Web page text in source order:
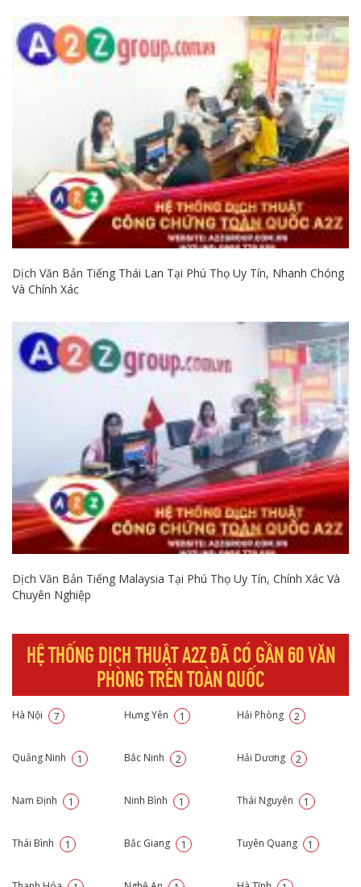
Dịch Văn Bản Tiếng Thái Lan Tại Phú Thọ Uy Tín, Nhanh Chóng
Và Chính Xác
Dịch Văn Bản Tiếng Malaysia Tại Phú Thọ Uy Tín, Chính Xác Và
Chuyên Nghiệp
HỆ THỐNG DỊCH THUẬT A2Z ĐÃ CÓ GẦN 60 VĂN
PHÒNG TRÊN TOÀN QUỐC
Hà Nội 7 Hưng Yên 1 Hải Phòng 2
Quảng Ninh 1 Bắc Ninh 2 Hải Dương 2
Nam Định 1 Ninh Bình 1 Thái Nguyên 1
Thái Bình 1 Bắc Giang 1 Tuyên Quang 1